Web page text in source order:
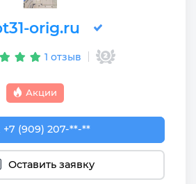
orig.ru
1 отзыв
Акции
+7 (909) 207-23-52
+7 (909) 207-**-**
Оставить заявку